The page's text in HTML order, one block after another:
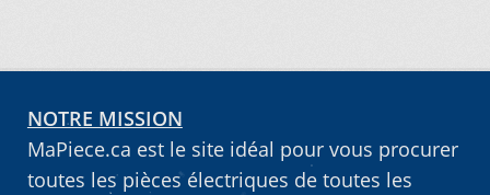
NOTRE MISSION
MaPiece.ca est le site idéal pour vous procurer
toutes les pièces électriques de toutes les